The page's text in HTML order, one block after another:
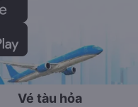
Vé tàu hỏa